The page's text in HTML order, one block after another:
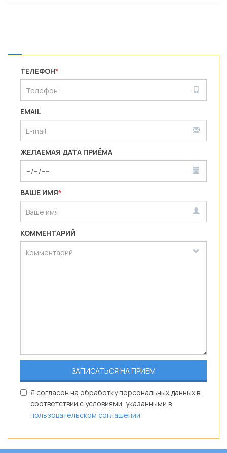
ТЕЛЕФОН*
EMAIL
ЖЕЛАЕМАЯ ДАТА ПРИЁМА
ВАШЕ ИМЯ*
КОММЕНТАРИЙ
Я согласен на обработку персональных данных в
соответствии с условиями, указанными в
пользовательском соглашении